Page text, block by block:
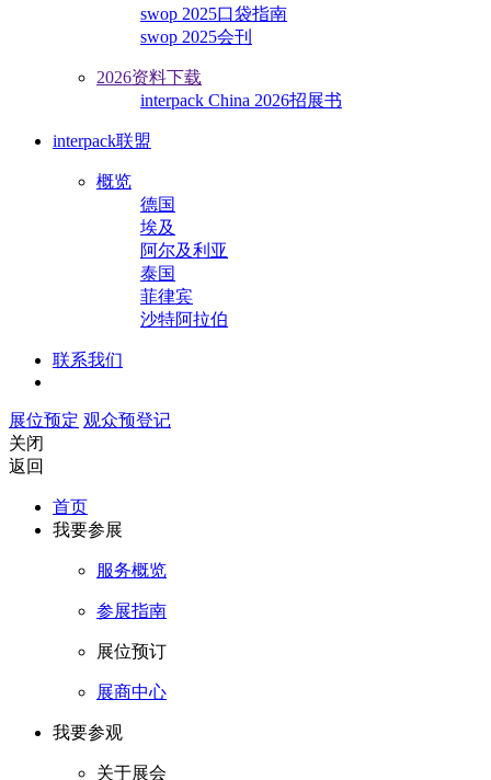
swop 2025口袋指南
swop 2025会刊
2026资料下载
interpack China 2026招展书
interpack联盟
概览
德国
埃及
阿尔及利亚
泰国
菲律宾
沙特阿拉伯
联系我们
展位预定 观众预登记
关闭
返回
首页
我要参展
服务概览
参展指南
展位预订
展商中心
我要参观
关于展会